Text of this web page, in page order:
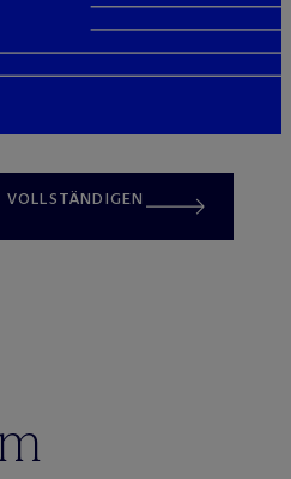
VOLLSTÄNDIGEN